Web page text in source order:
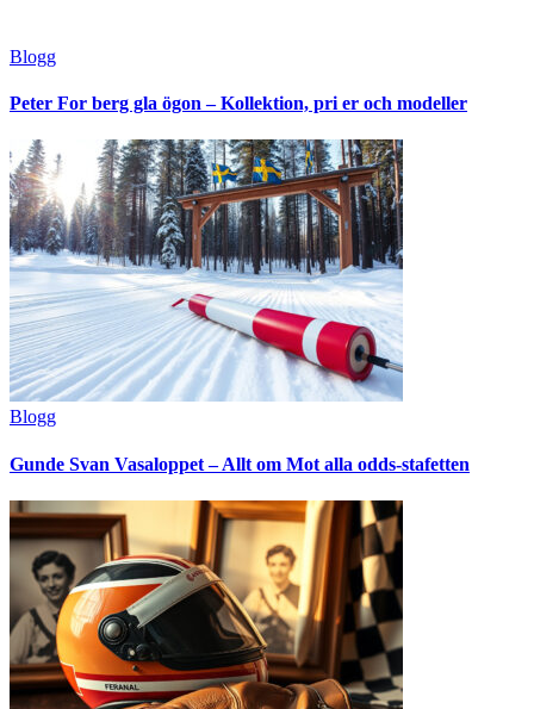
Blogg
Peter For berg gla ögon – Kollektion, pri er och modeller
Blogg
Gunde Svan Vasaloppet – Allt om Mot alla odds-stafetten